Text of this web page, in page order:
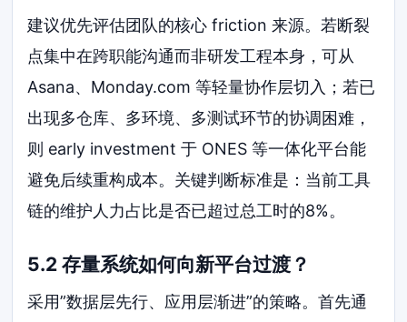
建议优先评估团队的核心 friction 来源。若断裂
点集中在跨职能沟通而非研发工程本身，可从
Asana、Monday.com 等轻量协作层切入；若已
出现多仓库、多环境、多测试环节的协调困难，
则 early investment 于 ONES 等一体化平台能
避免后续重构成本。关键判断标准是：当前工具
链的维护人力占比是否已超过总工时的8%。
5.2 存量系统如何向新平台过渡？
采用”数据层先行、应用层渐进”的策略。首先通